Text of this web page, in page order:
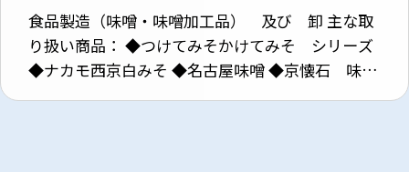
食品製造（味噌・味噌加工品） 及び 卸 主な取
り扱い商品： ◆つけてみそかけてみそ シリーズ
◆ナカモ西京白みそ ◆名古屋味噌 ◆京懐石 味赤